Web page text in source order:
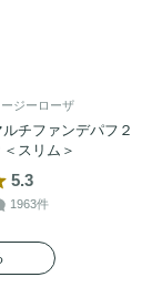
ージーローザ
ルチファンデパフ２
＜スリム＞
5.3
1963件